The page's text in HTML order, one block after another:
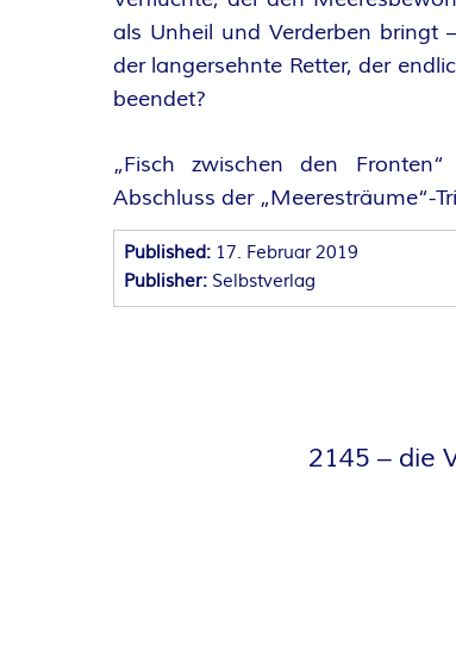
als Unheil und Verderben bringt
der langersehnte Retter, der
beendet?
„Fisch zwischen den
Abschluss der „Meeresträume“-
Published: 17. Februar 2019
Publisher: Selbstverlag
2145 – die